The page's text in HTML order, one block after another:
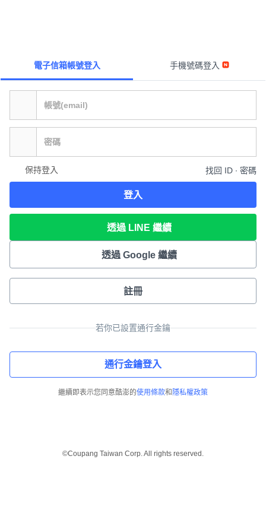
電子信箱帳號登入 手機號碼登入
保持登入 找回 ID ∙ 密碼
登入
透過 LINE 繼續
透過 Google 繼續
註冊
若你已設置通行金鑰
通行金鑰登入
繼續即表示您同意酷澎的使用條款和 隱私權政策
©Coupang Taiwan Corp. All rights reserved.